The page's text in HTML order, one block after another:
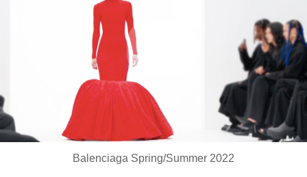
Video
Balenciaga Spring/Summer 2022